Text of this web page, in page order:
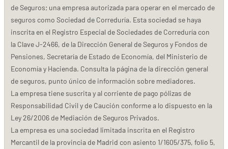
de Seguros; una empresa autorizada para operar en el mercado de
seguros como Sociedad de Correduría. Esta sociedad se haya
inscrita en el Registro Especial de Sociedades de Correduría con
la Clave J-2466, de la Dirección General de Seguros y Fondos de
Pensiones, Secretaría de Estado de Economía, del Ministerio de
Economía y Hacienda. Consulta la página de la dirección general
de seguros, punto único de información sobre mediadores.
La empresa tiene suscrita y al corriente de pago pólizas de
Responsabilidad Civil y de Caución conforme a lo dispuesto en la
Ley 26/2006 de Mediación de Seguros Privados.
La empresa es una sociedad limitada inscrita en el Registro
Mercantil de la provincia de Madrid con asiento 1/1605/375, folio 5,